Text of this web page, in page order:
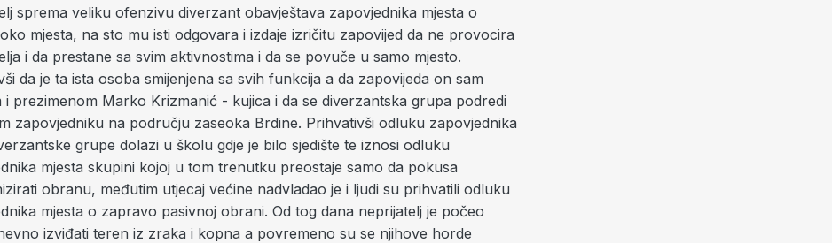
sprema veliku ofenzivu diverzant obavještava zapovjednika mjesta o
mjesta, na sto mu isti odgovara i izdaje izričitu zapovijed da ne provocira
i da prestane sa svim aktivnostima i da se povuče u samo mjesto.
da je ta ista osoba smijenjena sa svih funkcija a da zapovijeda on sam
i prezimenom Marko Krizmanić - kujica i da se diverzantska grupa podredi
zapovjedniku na području zaseoka Brdine. Prihvativši odluku zapovjednika
grupe dolazi u školu gdje je bilo sjedište te iznosi odluku
mjesta skupini kojoj u tom trenutku preostaje samo da pokusa
obranu, međutim utjecaj većine nadvladao je i ljudi su prihvatili odluku
mjesta o zapravo pasivnoj obrani. Od tog dana neprijatelj je počeo
izviđati teren iz zraka i kopna a povremeno su se njihove horde